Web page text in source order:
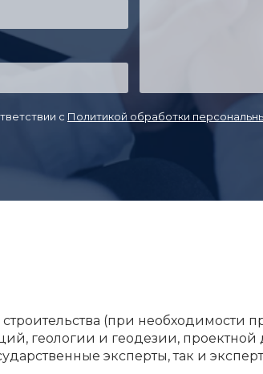
с Политикой обработки
(при необходимости
геологии и геодезии,
эксперты, так и